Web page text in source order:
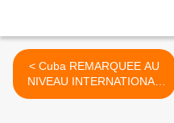
< Cuba REMARQUEE AU
NIVEAU INTERNATIONAL
POUR SES ACQUIS DANS